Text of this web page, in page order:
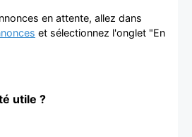
en attente, allez dans
et sélectionnez l'onglet "En
utile ?